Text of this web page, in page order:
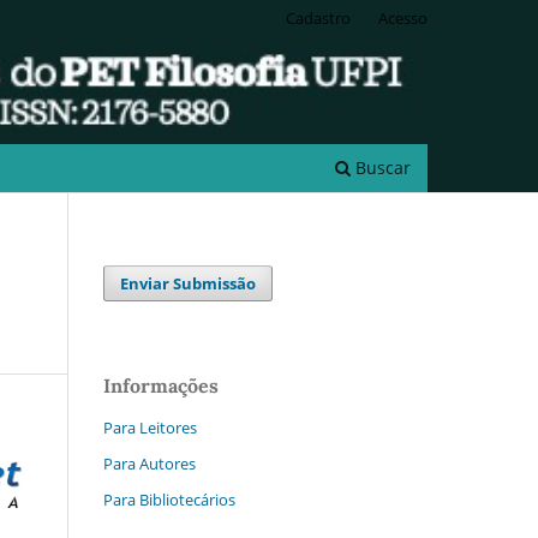
Buscar
Cadastro Acesso
Enviar Submissão
Informações
Para Leitores
Para Autores
Para Bibliotecários